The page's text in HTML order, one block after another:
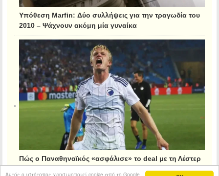
Αυτός ο ιστότοπος χρησιμοποιεί cookie από το Google
Υπόθεση Marfin: Δύο συλλήψεις για την τραγωδία του
2010 – Ψάχνουν ακόμη μία γυναίκα
Πώς ο Παναθηναϊκός «ασφάλισε» το deal με τη Λέστερ